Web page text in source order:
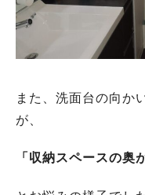
また、洗面台の向か
が、
「収納スペースの奥